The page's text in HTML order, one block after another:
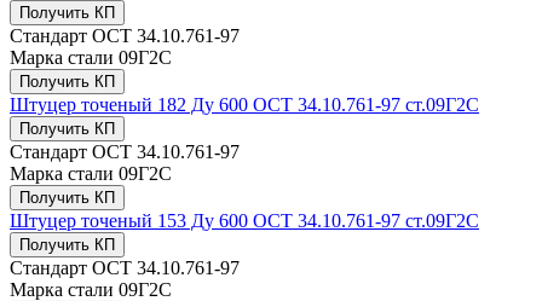
Получить КП
Стандарт ОСТ 34.10.761-97
Марка стали 09Г2С
Получить КП
Штуцер точеный 182 Ду 600 ОСТ 34.10.761-97 ст.09Г2С
Получить КП
Стандарт ОСТ 34.10.761-97
Марка стали 09Г2С
Получить КП
Штуцер точеный 153 Ду 600 ОСТ 34.10.761-97 ст.09Г2С
Получить КП
Стандарт ОСТ 34.10.761-97
Марка стали 09Г2С